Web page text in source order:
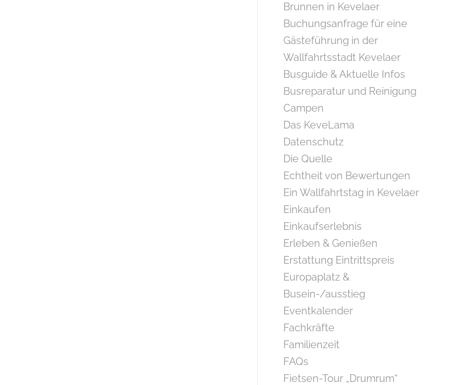
Brunnen in Kevelaer
Buchungsanfrage für eine
Gästeführung in der
Wallfahrtsstadt Kevelaer
Busguide & Aktuelle Infos
Busreparatur und Reinigung
Campen
Das KeveLama
Datenschutz
Die Quelle
Echtheit von Bewertungen
Ein Wallfahrtstag in Kevelaer
Einkaufen
Einkaufserlebnis
Erleben & Genießen
Erstattung Eintrittspreis
Europaplatz &
Busein-/ausstieg
Eventkalender
Fachkräfte
Familienzeit
FAQs
Fietsen-Tour „Drumrum“